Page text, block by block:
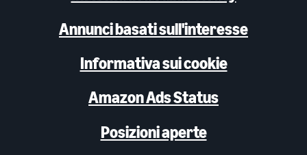
Annunci basati sull'interesse
Informativa sui cookie
Amazon Ads Status
Posizioni aperte